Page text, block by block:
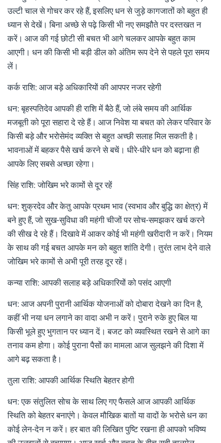
उल्टी चाल से गोचर कर रहे हैं, इसलिए धन से जुड़े कागजातों को बहुत ही
ध्यान से देखें। बिना अच्छे से पढ़े किसी भी नए समझौते पर दस्तखत न
करें। आज की गई छोटी सी बचत भी आगे चलकर आपके बहुत काम
आएगी। धन की किसी भी बड़ी डील को अंतिम रूप देने से पहले पूरा समय
लें।
कर्क राशि: आज बड़े अधिकारियों की आपपर नजर रहेगी
धन: बृहस्पतिदेव आपकी ही राशि में बैठे हैं, जो लंबे समय की आर्थिक
मजबूती को पूरा सहारा दे रहे हैं। आज निवेश या बचत को लेकर परिवार के
किसी बड़े और भरोसेमंद व्यक्ति से बहुत अच्छी सलाह मिल सकती है।
भावनाओं में बहकर पैसे खर्च करने से बचें। धीरे-धीरे धन को बढ़ाना ही
आपके लिए सबसे अच्छा रहेगा।
सिंह राशि: जोखिम भरे कामों से दूर रहें
धन: शुक्रदेव और केतु आपके प्रथम भाव (स्वभाव और बुद्धि का क्षेत्र) में
बने हुए हैं, जो सुख-सुविधा की महंगी चीजों पर सोच-समझकर खर्च करने
की सीख दे रहे हैं। दिखावे में आकर कोई भी महंगी खरीदारी न करें। नियम
के साथ की गई बचत आपके मन को बहुत शांति देगी। तुरंत लाभ देने वाले
जोखिम भरे कामों से अभी पूरी तरह दूर रहें।
कन्या राशि: आपकी सलाह बड़े अधिकारियों को पसंद आएगी
धन: आज अपनी पुरानी आर्थिक योजनाओं को दोबारा देखने का दिन है,
कहीं भी नया धन लगाने का वादा अभी न करें। पुराने रुके हुए बिल या
किसी भूले हुए भुगतान पर ध्यान दें। बजट को व्यवस्थित रखने से आगे का
तनाव कम होगा। कोई पुराना पैसों का मामला आज सुलझने की दिशा में
आगे बढ़ सकता है।
तुला राशि: आपकी आर्थिक स्थिति बेहतर होगी
धन: एक संतुलित सोच के साथ लिए गए फैसले आज आपकी आर्थिक
स्थिति को बेहतर बनाएंगे। केवल मौखिक बातों या वादों के भरोसे धन का
कोई लेन-देन न करें। हर बात की लिखित पुष्टि रखना ही आपको भविष्य